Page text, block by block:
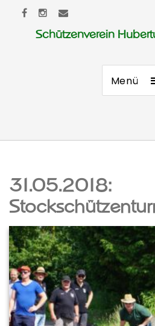
Schützenverein
Menü
31.05.2018: